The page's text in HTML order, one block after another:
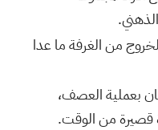
من الغرفة ما عدا
بعملية العصف،
قصيرة من الوقت.